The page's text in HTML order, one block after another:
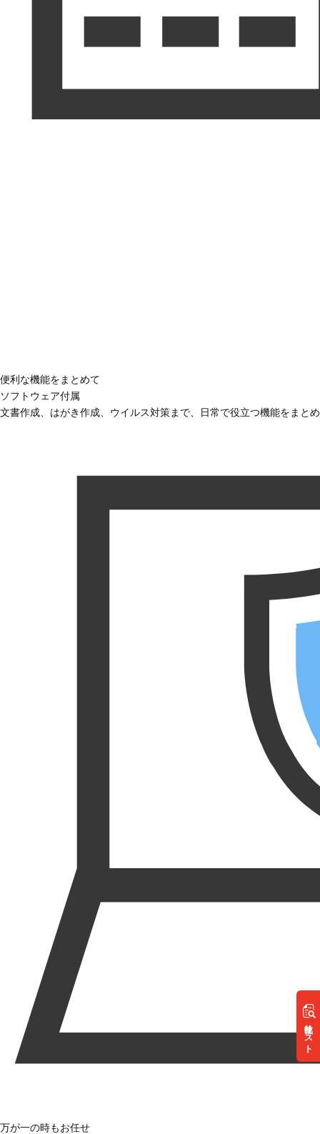
リスト
便利な機能をまとめて
ソフトウェア付属
文書作成、はがき作成、ウイルス対策まで、日常で役立つ機能をまと
万が一の時もお任せ